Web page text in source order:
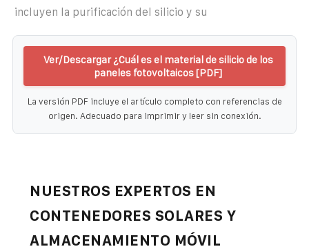
incluyen la purificación del silicio y su
Ver/Descargar ¿Cuál es el material de silicio de los
paneles fotovoltaicos [PDF]
La versión PDF incluye el artículo completo con referencias de
origen. Adecuado para imprimir y leer sin conexión.
NUESTROS EXPERTOS EN
CONTENEDORES SOLARES Y
ALMACENAMIENTO MÓVIL